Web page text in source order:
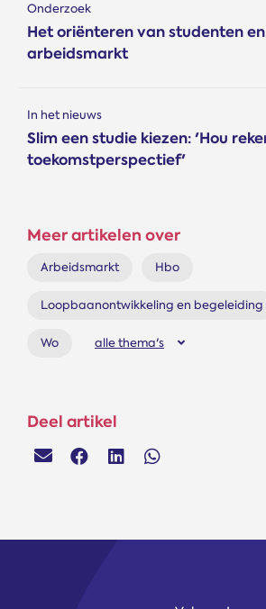
Onderzoek
Het oriënteren van studenten
arbeidsmarkt
In het nieuws
Slim een studie kiezen: 'Hou
toekomstperspectief'
Meer artikelen over
Arbeidsmarkt Hbo
Loopbaanontwikkeling en begeleiding
Wo alle thema's
Deel artikel